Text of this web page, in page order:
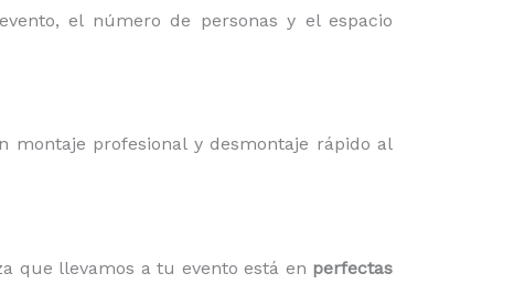
el número de personas y el espacio
montaje profesional y desmontaje rápido al
que llevamos a tu evento está en perfectas